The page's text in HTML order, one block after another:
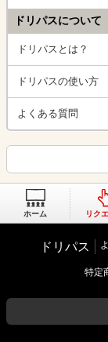
ドリパスについて
ドリパスとは？
ドリパスの使い方
よくある質問
ホーム リク
ドリパス
特定